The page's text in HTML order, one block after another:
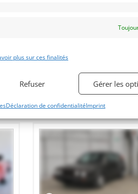
plus sur ces finalités
Refuser Gérer les
Déclaration de confidentialitéImprint
Vends Citroen 2cv 1987. Livrée neuve
propriétaire. Jamais restaurée
Vendu par : MY VINTAGE